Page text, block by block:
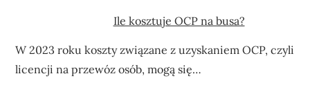
Ile kosztuje OCP na busa?
W 2023 roku koszty związane z uzyskaniem OCP, czyli
licencji na przewóz osób, mogą się…